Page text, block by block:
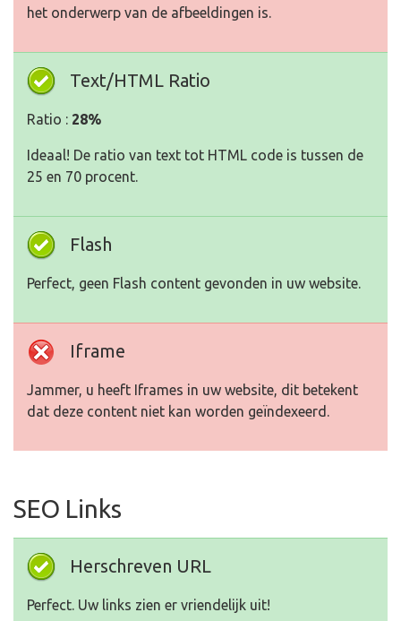
het onderwerp van de afbeeldingen is.
Text/HTML Ratio
Ratio : 28%
Ideaal! De ratio van text tot HTML code is tussen de
25 en 70 procent.
Flash
Perfect, geen Flash content gevonden in uw website.
Iframe
Jammer, u heeft Iframes in uw website, dit betekent
dat deze content niet kan worden geïndexeerd.
SEO Links
Herschreven URL
Perfect. Uw links zien er vriendelijk uit!